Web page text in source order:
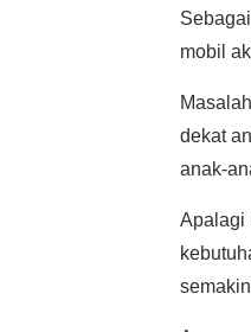
mobil
dekat
anak-
Apalagi